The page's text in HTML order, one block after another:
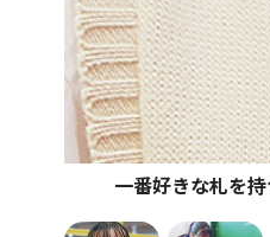
一番好きな札を